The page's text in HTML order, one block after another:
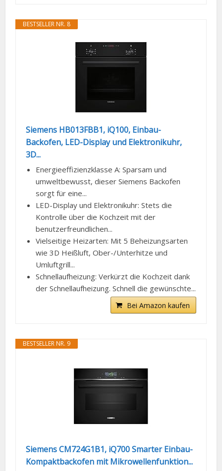
BESTSELLER NR. 8
Siemens HB013FBB1, iQ100, Einbau-
Backofen, LED-Display und Elektronikuhr,
3D...
Energieeffizienzklasse A: Sparsam und
umweltbewusst, dieser Siemens Backofen
sorgt für eine...
LED-Display und Elektronikuhr: Stets die
Kontrolle über die Kochzeit mit der
benutzerfreundlichen...
Vielseitige Heizarten: Mit 5 Beheizungsarten
wie 3D Heißluft, Ober-/Unterhitze und
Umluftgrill...
Schnellaufheizung: Verkürzt die Kochzeit dank
der Schnellaufheizung. Schnell die gewünschte...
Bei Amazon kaufen
BESTSELLER NR. 9
Siemens CM724G1B1, iQ700 Smarter Einbau-
Kompaktbackofen mit Mikrowellenfunktion...